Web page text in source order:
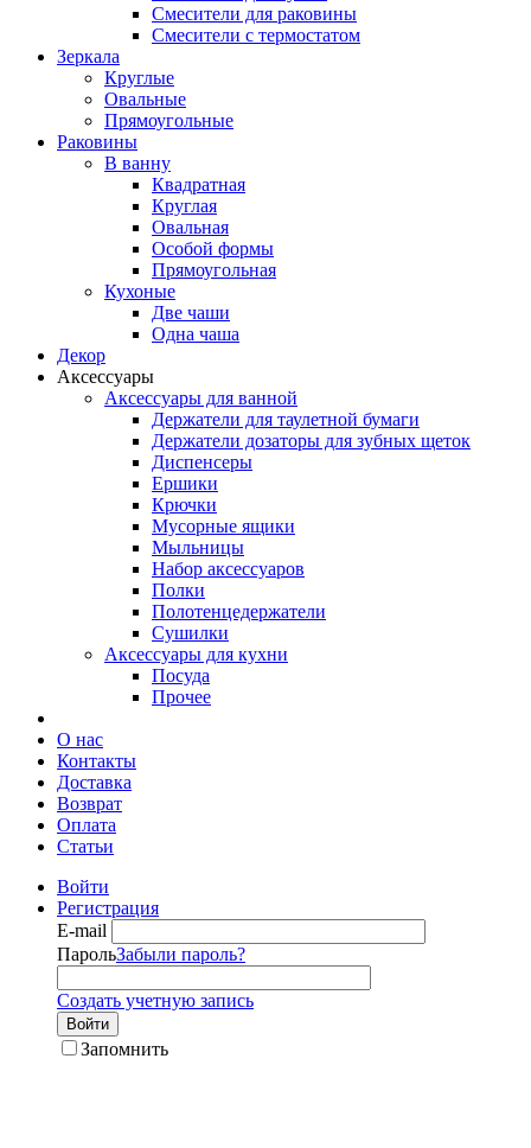
Смесители для раковины
Смесители с термостатом
Зеркала
Круглые
Овальные
Прямоугольные
Раковины
В ванну
Квадратная
Круглая
Овальная
Особой формы
Прямоугольная
Кухоные
Две чаши
Одна чаша
Декор
Аксессуары
Аксессуары для ванной
Держатели для таулетной бумаги
Держатели дозаторы для зубных щеток
Диспенсеры
Ершики
Крючки
Мусорные ящики
Мыльницы
Набор аксессуаров
Полки
Полотенцедержатели
Сушилки
Аксессуары для кухни
Посуда
Прочее
О нас
Контакты
Доставка
Возврат
Оплата
Статьи
Войти
Регистрация
E-mail
ПарольЗабыли пароль?
Создать учетную запись
Войти
Запомнить